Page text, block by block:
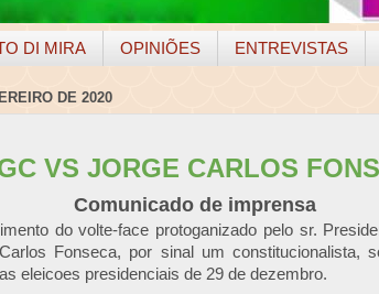
DI MIRA OPINIÕES ENTREVISTAS
DE 2020
VS JORGE CARLOS
Comunicado de imprensa
do volte-face protoganizado pelo sr.
Fonseca, por sinal um constitucionalista,
eleicoes presidenciais de 29 de dezembro.